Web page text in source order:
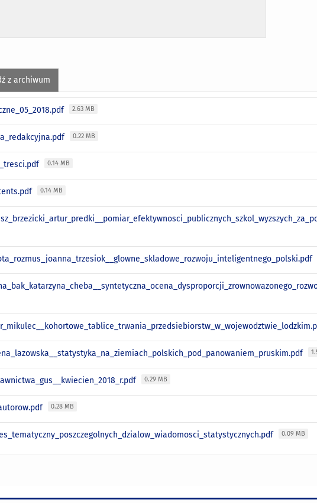
z archiwum
2.63 MB
0.22 MB
0.14 MB
0.14 MB
0.29 MB
0.28 MB
0.09 MB